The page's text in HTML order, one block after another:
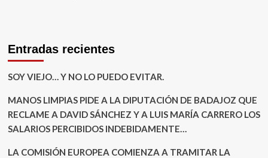
Entradas recientes
SOY VIEJO… Y NO LO PUEDO EVITAR.
MANOS LIMPIAS PIDE A LA DIPUTACIÓN DE BADAJOZ QUE
RECLAME A DAVID SÁNCHEZ Y A LUIS MARÍA CARRERO LOS
SALARIOS PERCIBIDOS INDEBIDAMENTE…
LA COMISIÓN EUROPEA COMIENZA A TRAMITAR LA